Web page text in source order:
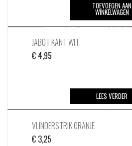
TOEVOEGEN AAN
WINKELWAGEN
JABOT KANT WIT
€ 4,95
LEES VERDER
VLINDERSTRIK ORANJE
€ 3,25